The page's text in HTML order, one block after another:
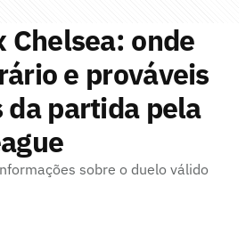
onde
e prováveis
da partida pela
sobre o duelo válido